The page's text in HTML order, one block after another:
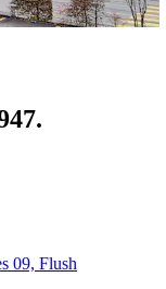
09, Flush